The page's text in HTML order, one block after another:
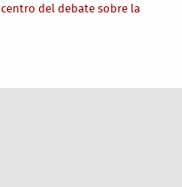
del debate sobre la